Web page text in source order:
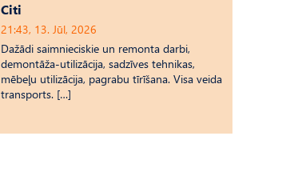
Citi
21:43, 13. Jūl, 2026
Dažādi saimnieciskie un remonta darbi,
demontāža-utilizācija, sadzīves tehnikas,
mēbeļu utilizācija, pagrabu tīrīšana. Visa veida
transports. […]